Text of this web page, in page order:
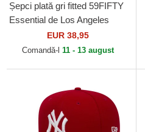
Șepci plată gri fitted 59FIFTY
Essential de Los Angeles
Dodgers MLB de New Era
EUR 38,95
Comandă-l 11 - 13 august